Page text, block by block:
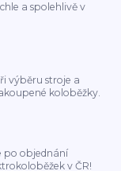
a spolehlivě v
výběru stroje a
koloběžky.
po objednání
v ČR!